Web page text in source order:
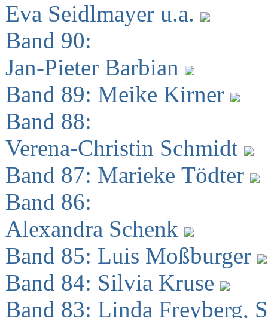
Eva Seidlmayer u.a.
Band 90:
Jan-Pieter Barbian
Band 89: Meike Kirner
Band 88:
Verena-Christin Schmidt
Band 87: Marieke Tödter
Band 86:
Alexandra Schenk
Band 85: Luis Moßburger
Band 84: Silvia Kruse
Band 83: Linda Freyberg,